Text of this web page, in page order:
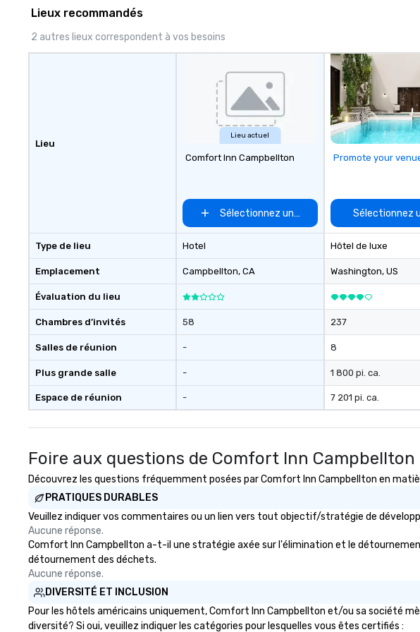
Lieux recommandés
2 autres lieux correspondent à vos besoins
Lieu
Type de lieu
Emplacement
Évaluation du lieu
Chambres d’invités
Salles de réunion
Plus grande salle
Espace de réunion
Lieu actuel
Comfort Inn Campbellton
Sélectionnez un lieu
Hotel
Campbellton, CA
58
-
-
-
Promote your
Sélectionnez
Hôtel de luxe
Washington, US
237
8
1 800 pi. ca.
7 201 pi. ca.
Foire aux questions de Comfort Inn Campbellton
Découvrez les questions fréquemment posées par Comfort Inn Campbellton en
PRATIQUES DURABLES
Veuillez indiquer vos commentaires ou un lien vers tout objectif/stratégie de
Aucune réponse.
Comfort Inn Campbellton a-t-il une stratégie axée sur l'élimination et le
détournement des déchets.
Aucune réponse.
DIVERSITÉ ET INCLUSION
Pour les hôtels américains uniquement, Comfort Inn Campbellton et/ou sa société
diversité? Si oui, veuillez indiquer les catégories pour lesquelles vous êtes certifiés :